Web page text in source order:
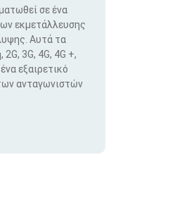
σε ένα
εκμετάλλευσης
Αυτά τα
3G, 4G, 4G +,
εξαιρετικό
ανταγωνιστών